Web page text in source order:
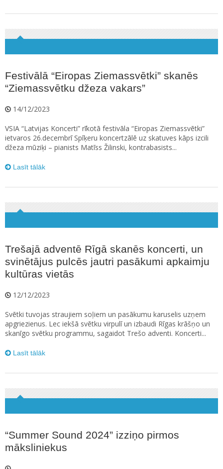
Festivālā “Eiropas Ziemassvētki” skanēs
“Ziemassvētku džeza vakars”
14/12/2023
VSIA “Latvijas Koncerti” rīkotā festivāla “Eiropas Ziemassvētki”
ietvaros 26.decembrī Spīķeru koncertzālē uz skatuves kāps izcili
džeza mūziķi – pianists Matīss Žilinski, kontrabasists...
Lasīt tālāk
Trešajā adventē Rīgā skanēs koncerti, un
svinētājus pulcēs jautri pasākumi apkaimju
kultūras vietās
12/12/2023
Svētki tuvojas straujiem soļiem un pasākumu karuselis uzņem
apgriezienus. Lec iekšā svētku virpulī un izbaudi Rīgas krāšņo un
skanīgo svētku programmu, sagaidot Trešo adventi. Koncerti...
Lasīt tālāk
“Summer Sound 2024” izziņo pirmos
māksliniekus